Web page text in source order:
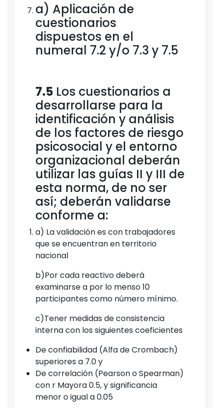
a) Aplicación de
cuestionarios
dispuestos en el
numeral 7.2 y/o 7.3 y 7.5
7.5 Los cuestionarios a
desarrollarse para la
identificación y análisis
de los factores de riesgo
psicosocial y el entorno
organizacional deberán
utilizar las guías II y III de
esta norma, de no ser
así; deberán validarse
conforme a:
a) La validación es con trabajadores
que se encuentran en territorio
nacional
b)Por cada reactivo deberá
examinarse a por lo menso 10
participantes como número mínimo.
c)Tener medidas de consistencia
interna con los siguientes coeficientes
De confiabilidad (Alfa de Crombach)
superiores a 7.0 y
De correlación (Pearson o Spearman)
con r Mayora 0.5, y significancia
menor o igual a 0.05